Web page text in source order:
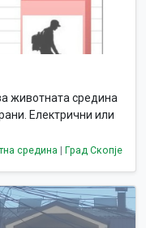
животната средина
Електрични или
средина | Град Скопје